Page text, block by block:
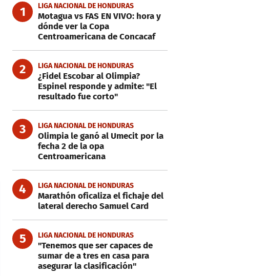
1 LIGA NACIONAL DE HONDURAS
Motagua vs FAS EN VIVO: hora y
dónde ver la Copa
Centroamericana de Concacaf
2 LIGA NACIONAL DE HONDURAS
¿Fidel Escobar al Olimpia?
Espinel responde y admite: "El
resultado fue corto"
3 LIGA NACIONAL DE HONDURAS
Olimpia le ganó al Umecit por la
fecha 2 de la opa
Centroamericana
4 LIGA NACIONAL DE HONDURAS
Marathón oficaliza el fichaje del
lateral derecho Samuel Card
5 LIGA NACIONAL DE HONDURAS
"Tenemos que ser capaces de
sumar de a tres en casa para
asegurar la clasificación"